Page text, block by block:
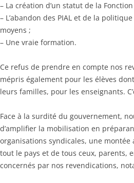
– La création d’un statut de la
– L’abandon des PIAL et de la
moyens ;
– Une vraie formation.
Ce refus de prendre en compte nos
mépris également pour les élèves
leurs familles, pour les enseignants.
Face à la surdité du gouvernement,
d’amplifier la mobilisation en
organisations syndicales, une montée
tout le pays et de tous ceux, parents,
concernés par nos revendications,